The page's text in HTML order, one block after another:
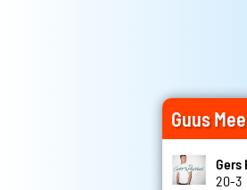
Guus
Gers
20-3